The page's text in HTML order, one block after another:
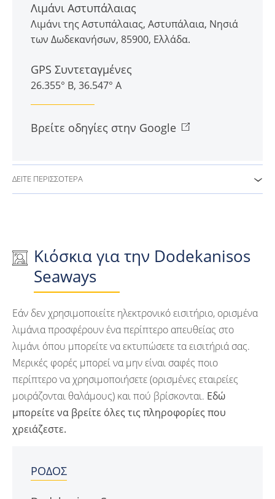
Λιμάνι Αστυπάλαιας
Λιμάνι της Αστυπάλαιας, Αστυπάλαια, Νησιά
των Δωδεκανήσων, 85900, Ελλάδα.
GPS Συντεταγμένες
26.355° Β, 36.547° Α
Βρείτε οδηγίες στην Google
ΔΕIΤΕ ΠΕΡΙΣΣΟΤΕΡΑ
Κιόσκια για την Dodekanisos
Seaways
Εάν δεν χρησιμοποιείτε ηλεκτρονικό εισιτήριο, ορισμένα
λιμάνια προσφέρουν ένα περίπτερο απευθείας στο
λιμάνι όπου μπορείτε να εκτυπώσετε τα εισιτήριά σας.
Μερικές φορές μπορεί να μην είναι σαφές ποιο
περίπτερο να χρησιμοποιήσετε (ορισμένες εταιρείες
μοιράζονται θαλάμους) και πού βρίσκονται. Εδώ
μπορείτε να βρείτε όλες τις πληροφορίες που
χρειάζεστε.
ΡΌΔΟΣ